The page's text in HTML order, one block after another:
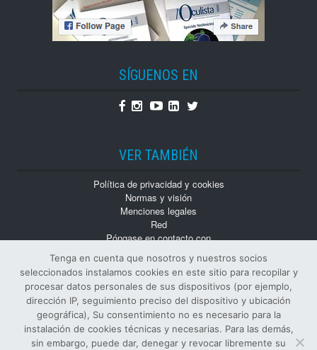
SÍGUENOS EN
Facebook
Instagram
YoutubeLinkedin
Twitter
VER TAMBIÉN
Política de privacidad y cookies
Normas y visión
Menciones legales
Red
Póngase en contacto con
Monografías
Números atrasados
Tenga en cuenta que nosotros y nuestros socios
seleccionados instalamos cookies en este sitio para recopilar y
procesar datos personales de sus dispositivos (por ejemplo,
dirección IP, seguimiento preciso del dispositivo y ubicación
geográfica), Su consentimiento no es necesario para la
instalación de cookies técnicas y necesarias. Para las demás,
sin embargo, puede dar, denegar y revocar libremente su